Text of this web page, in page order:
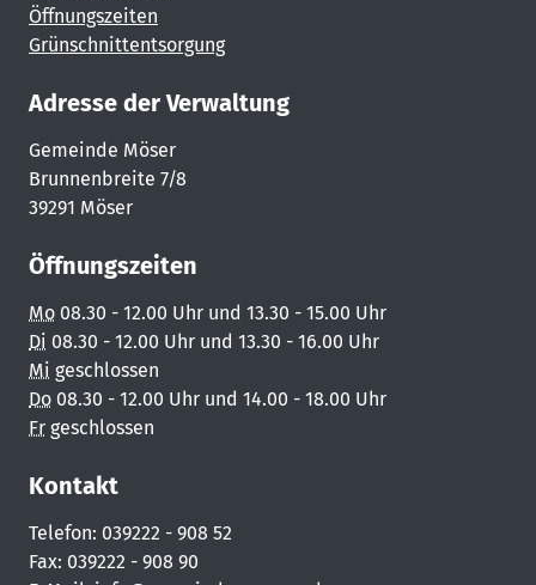
Öffnungszeiten
Grünschnittentsorgung
Adresse der Verwaltung
Gemeinde Möser
Brunnenbreite 7/8
39291 Möser
Öffnungszeiten
Mo 08.30 - 12.00 Uhr und 13.30 - 15.00 Uhr
Di 08.30 - 12.00 Uhr und 13.30 - 16.00 Uhr
Mi geschlossen
Do 08.30 - 12.00 Uhr und 14.00 - 18.00 Uhr
Fr geschlossen
Kontakt
Telefon: 039222 - 908 52
Fax: 039222 - 908 90